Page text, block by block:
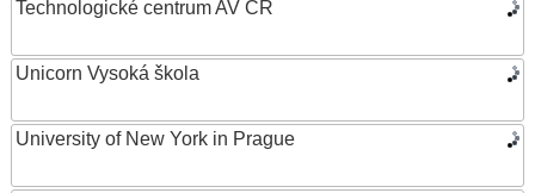
Technologické centrum AV ČR
Unicorn Vysoká škola
University of New York in Prague